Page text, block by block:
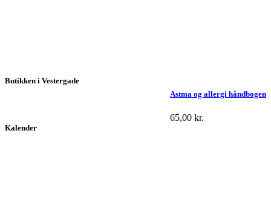
Astma og allergi håndbogen
65,00 kr.
Butikken i Vestergade
Kalender